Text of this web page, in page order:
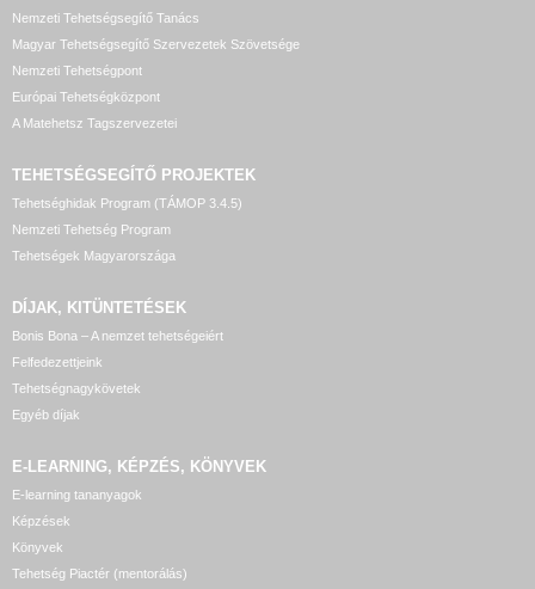
Nemzeti Tehetségsegítő Tanács
Magyar Tehetségsegítő Szervezetek Szövetsége
Nemzeti Tehetségpont
Európai Tehetségközpont
A Matehetsz Tagszervezetei
TEHETSÉGSEGÍTŐ PROJEKTEK
Tehetséghidak Program (TÁMOP 3.4.5)
Nemzeti Tehetség Program
Tehetségek Magyarországa
DÍJAK, KITÜNTETÉSEK
Bonis Bona – A nemzet tehetségeiért
Felfedezettjeink
Tehetségnagykövetek
Egyéb díjak
E-LEARNING, KÉPZÉS, KÖNYVEK
E-learning tananyagok
Képzések
Könyvek
Tehetség Piactér (mentorálás)